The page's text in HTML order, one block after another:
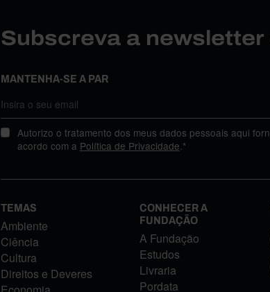
Subscreva a newsletter
MANTENHA-SE A PAR
Autorizo o tratamento dos meus dados pessoais aqui
acordo com a Política de Privacidade .*
TEMAS
Ambiente
Ciência
Cultura
Direitos e Deveres
CONHECER A
FUNDAÇÃO
A Fundação
Estudos
Livraria
Pordata